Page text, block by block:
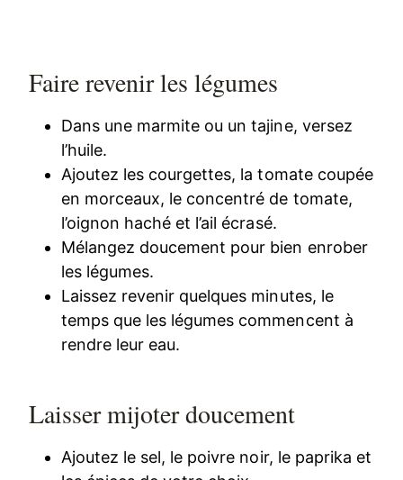
Faire revenir les légumes
Dans une marmite ou un tajine, versez
l’huile.
Ajoutez les courgettes, la tomate coupée
en morceaux, le concentré de tomate,
l’oignon haché et l’ail écrasé.
Mélangez doucement pour bien enrober
les légumes.
Laissez revenir quelques minutes, le
temps que les légumes commencent à
rendre leur eau.
Laisser mijoter doucement
Ajoutez le sel, le poivre noir, le paprika et